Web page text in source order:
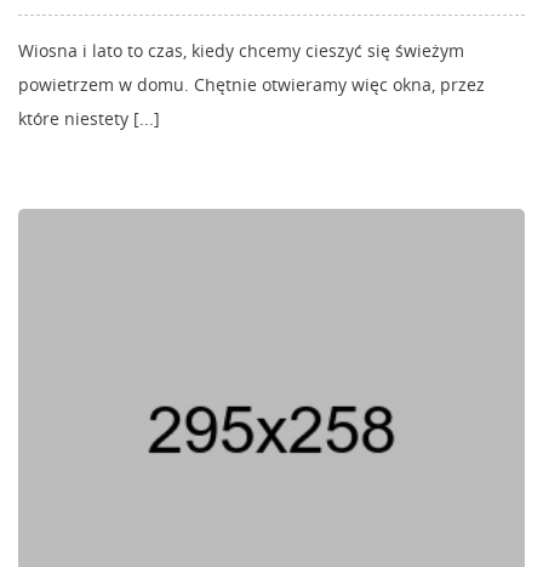
Wiosna i lato to czas, kiedy chcemy cieszyć się świeżym
powietrzem w domu. Chętnie otwieramy więc okna, przez
które niestety [...]